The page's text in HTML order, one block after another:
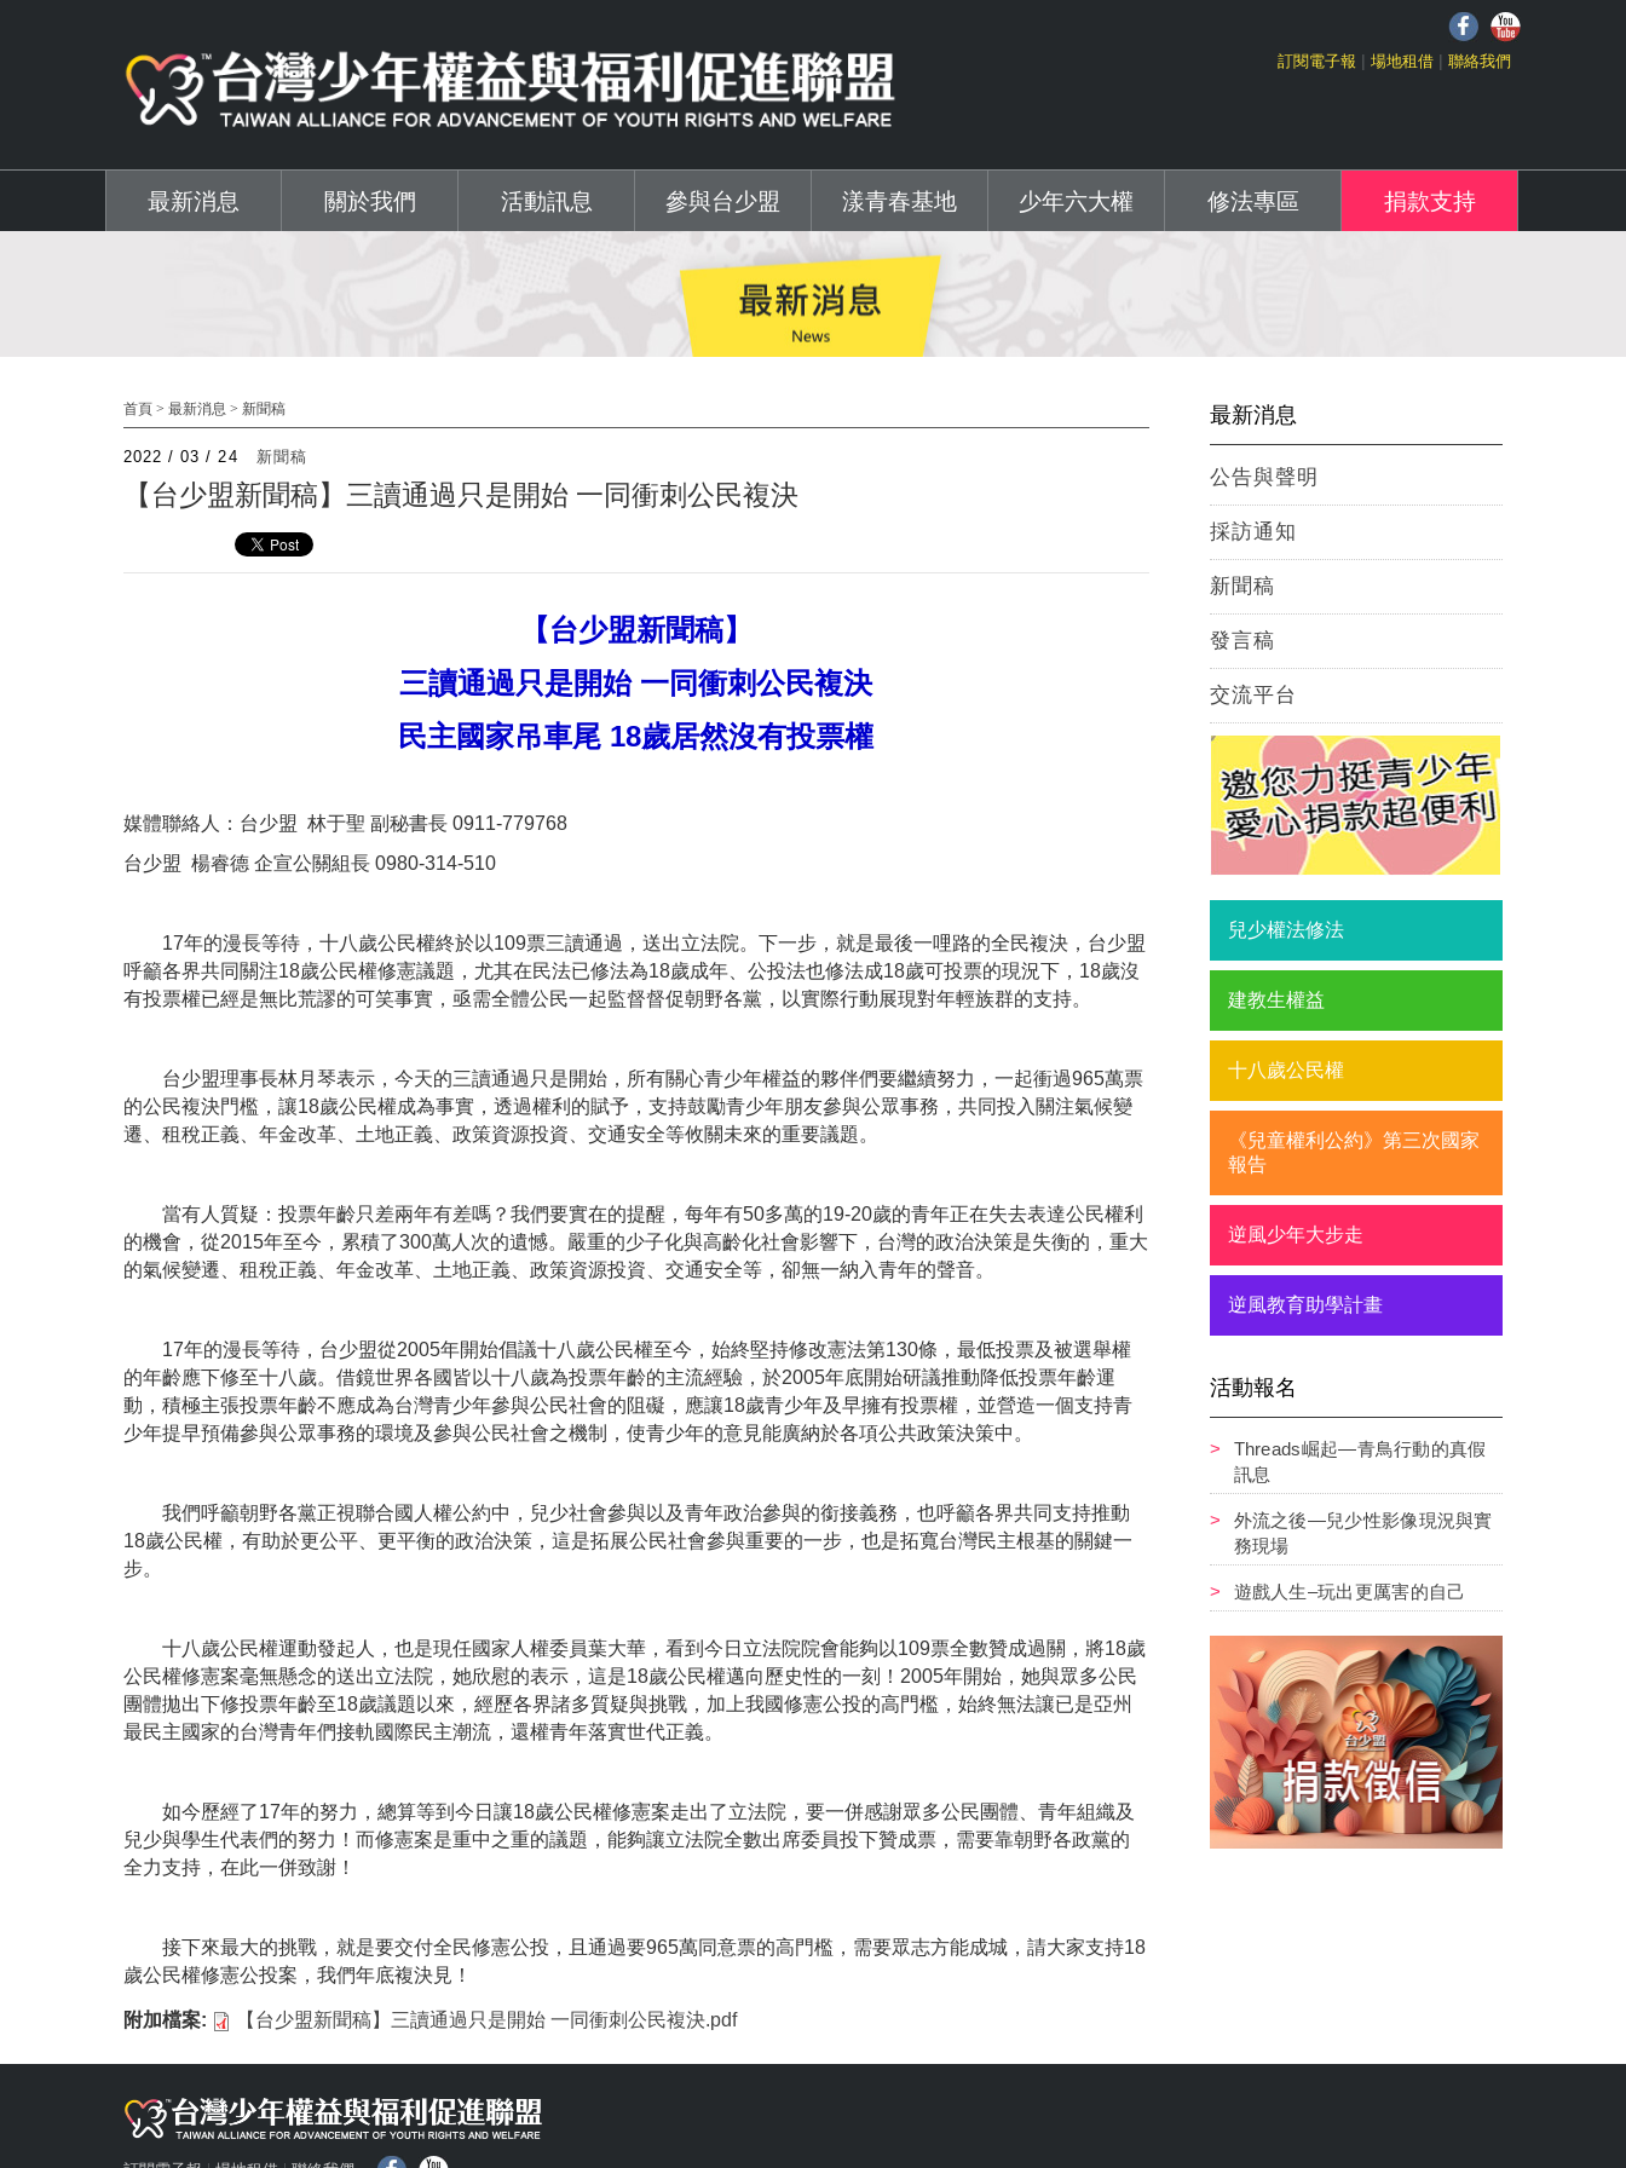
訂閱電子報 場地租借 聯絡我們
最新消息 關於我們 活動訊息 參與台少盟 漾青春基地 少年六大權 修法專區 捐款支持
首頁 > 最新消息 > 新聞稿
2022 / 03 / 24 新聞稿
【台少盟新聞稿】三讀通過只是開始 一同衝刺公民複決
【台少盟新聞稿】
三讀通過只是開始 一同衝刺公民複決
民主國家吊車尾 18歲居然沒有投票權
媒體聯絡人：台少盟 林于聖 副秘書長 0911-779768
台少盟 楊睿德 企宣公關組長 0980-314-510
17年的漫長等待，十八歲公民權終於以109票三讀通過，送出立法院。下一步，就是最後一哩路的全民複決，台少盟
呼籲各界共同關注18歲公民權修憲議題，尤其在民法已修法為18歲成年、公投法也修法成18歲可投票的現況下，18歲沒
有投票權已經是無比荒謬的可笑事實，亟需全體公民一起監督督促朝野各黨，以實際行動展現對年輕族群的支持。
台少盟理事長林月琴表示，今天的三讀通過只是開始，所有關心青少年權益的夥伴們要繼續努力，一起衝過965萬票
的公民複決門檻，讓18歲公民權成為事實，透過權利的賦予，支持鼓勵青少年朋友參與公眾事務，共同投入關注氣候變
遷、租稅正義、年金改革、土地正義、政策資源投資、交通安全等攸關未來的重要議題。
當有人質疑：投票年齡只差兩年有差嗎？我們要實在的提醒，每年有50多萬的19-20歲的青年正在失去表達公民權利
的機會，從2015年至今，累積了300萬人次的遺憾。嚴重的少子化與高齡化社會影響下，台灣的政治決策是失衡的，重大
的氣候變遷、租稅正義、年金改革、土地正義、政策資源投資、交通安全等，卻無一納入青年的聲音。
17年的漫長等待，台少盟從2005年開始倡議十八歲公民權至今，始終堅持修改憲法第130條，最低投票及被選舉權
的年齡應下修至十八歲。借鏡世界各國皆以十八歲為投票年齡的主流經驗，於2005年底開始研議推動降低投票年齡運
動，積極主張投票年齡不應成為台灣青少年參與公民社會的阻礙，應讓18歲青少年及早擁有投票權，並營造一個支持青
少年提早預備參與公眾事務的環境及參與公民社會之機制，使青少年的意見能廣納於各項公共政策決策中。
我們呼籲朝野各黨正視聯合國人權公約中，兒少社會參與以及青年政治參與的銜接義務，也呼籲各界共同支持推動
18歲公民權，有助於更公平、更平衡的政治決策，這是拓展公民社會參與重要的一步，也是拓寬台灣民主根基的關鍵一
步。
十八歲公民權運動發起人，也是現任國家人權委員葉大華，看到今日立法院院會能夠以109票全數贊成過關，將18歲
公民權修憲案毫無懸念的送出立法院，她欣慰的表示，這是18歲公民權邁向歷史性的一刻！2005年開始，她與眾多公民
團體拋出下修投票年齡至18歲議題以來，經歷各界諸多質疑與挑戰，加上我國修憲公投的高門檻，始終無法讓已是亞州
最民主國家的台灣青年們接軌國際民主潮流，還權青年落實世代正義。
如今歷經了17年的努力，總算等到今日讓18歲公民權修憲案走出了立法院，要一併感謝眾多公民團體、青年組織及
兒少與學生代表們的努力！而修憲案是重中之重的議題，能夠讓立法院全數出席委員投下贊成票，需要靠朝野各政黨的
全力支持，在此一併致謝！
接下來最大的挑戰，就是要交付全民修憲公投，且通過要965萬同意票的高門檻，需要眾志方能成城，請大家支持18
歲公民權修憲公投案，我們年底複決見！
附加檔案: 【台少盟新聞稿】三讀通過只是開始 一同衝刺公民複決.pdf
最新消息
公告與聲明
採訪通知
新聞稿
發言稿
交流平台
兒少權法修法
建教生權益
十八歲公民權
《兒童權利公約》第三次國家
報告
逆風少年大步走
逆風教育助學計畫
活動報名
Threads崛起—青鳥行動的真假
訊息
外流之後—兒少性影像現況與實
務現場
遊戲人生–玩出更厲害的自己